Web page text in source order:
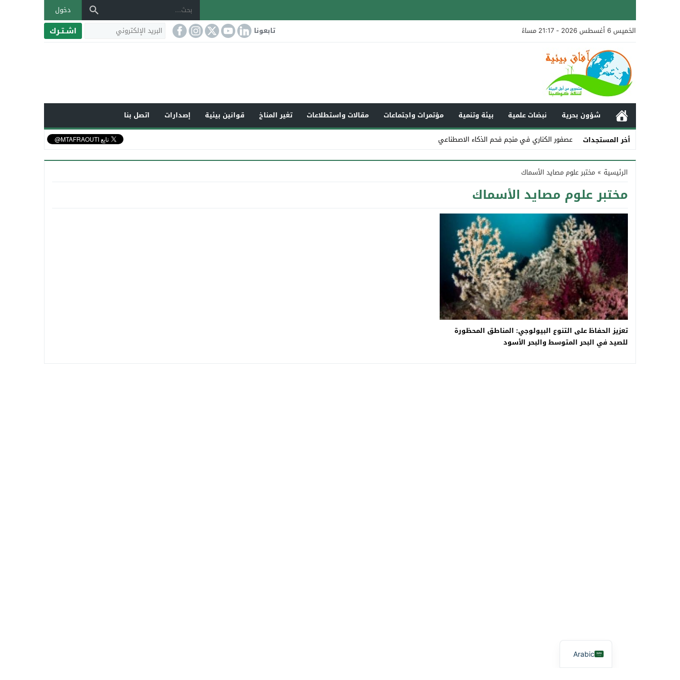
دخول
الخميس 6 أغسطس 2026 - 21:17 مساءً
تابعونا اشـتـرك
شؤون بحرية نبضات علمية بيئة وتنمية مؤتمرات واجتماعات مقالات واستطلاعات تغير المناخ قوانين بيئية إصدارات
اتصل بنا
أخر المستجدات
عصفور الكناري في منجم فحم الذكاء الاصطناعي
Stop
Previous
Next
الرئيسية » مختبر علوم مصايد الأسماك
مختبر علوم مصايد الأسماك
تعزيز الحفاظ على التنوع البيولوجي: المناطق المحظورة
للصيد في البحر المتوسط والبحر الأسود
Arabic